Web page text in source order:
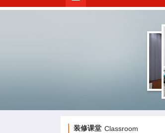
装修课堂 Classroom